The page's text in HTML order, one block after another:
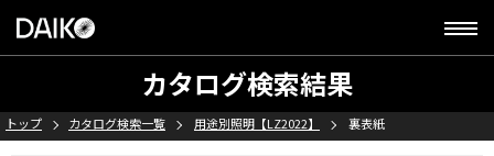
カタログ検索結果
トップ カタログ検索一覧 用途別照明【LZ2022】 裏表紙